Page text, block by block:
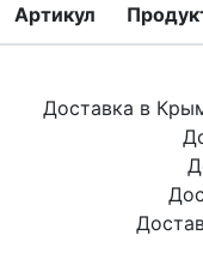
Артикул
Доставка в